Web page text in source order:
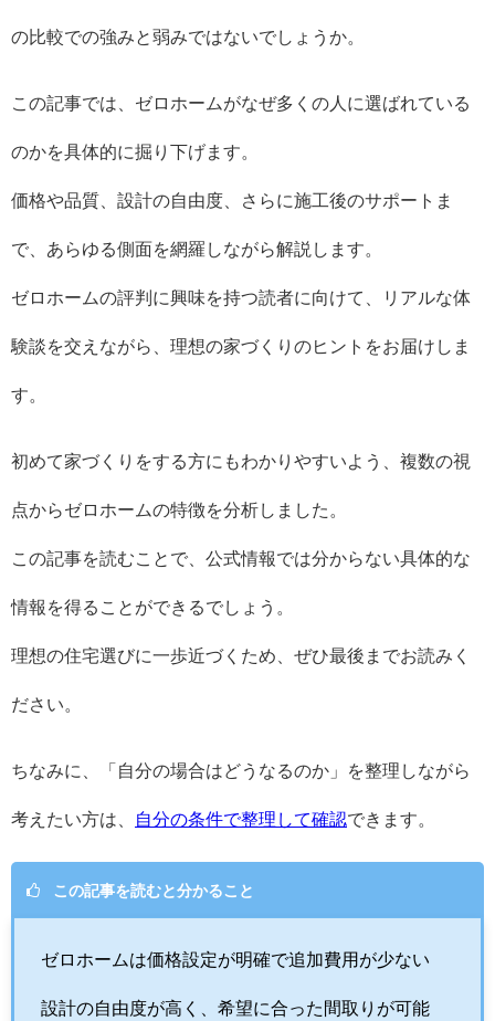
の比較での強みと弱みではないでしょうか。
この記事では、ゼロホームがなぜ多くの人に選ばれている
のかを具体的に掘り下げます。
価格や品質、設計の自由度、さらに施工後のサポートま
で、あらゆる側面を網羅しながら解説します。
ゼロホームの評判に興味を持つ読者に向けて、リアルな体
験談を交えながら、理想の家づくりのヒントをお届けしま
す。
初めて家づくりをする方にもわかりやすいよう、複数の視
点からゼロホームの特徴を分析しました。
この記事を読むことで、公式情報では分からない具体的な
情報を得ることができるでしょう。
理想の住宅選びに一歩近づくため、ぜひ最後までお読みく
ださい。
ちなみに、「自分の場合はどうなるのか」を整理しながら
考えたい方は、 自分の条件で整理して確認できます。
この記事を読むと分かること
ゼロホームは価格設定が明確で追加費用が少ない
設計の自由度が高く、希望に合った間取りが可能